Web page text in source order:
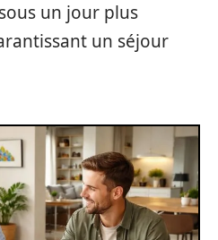
un jour plus
un séjour